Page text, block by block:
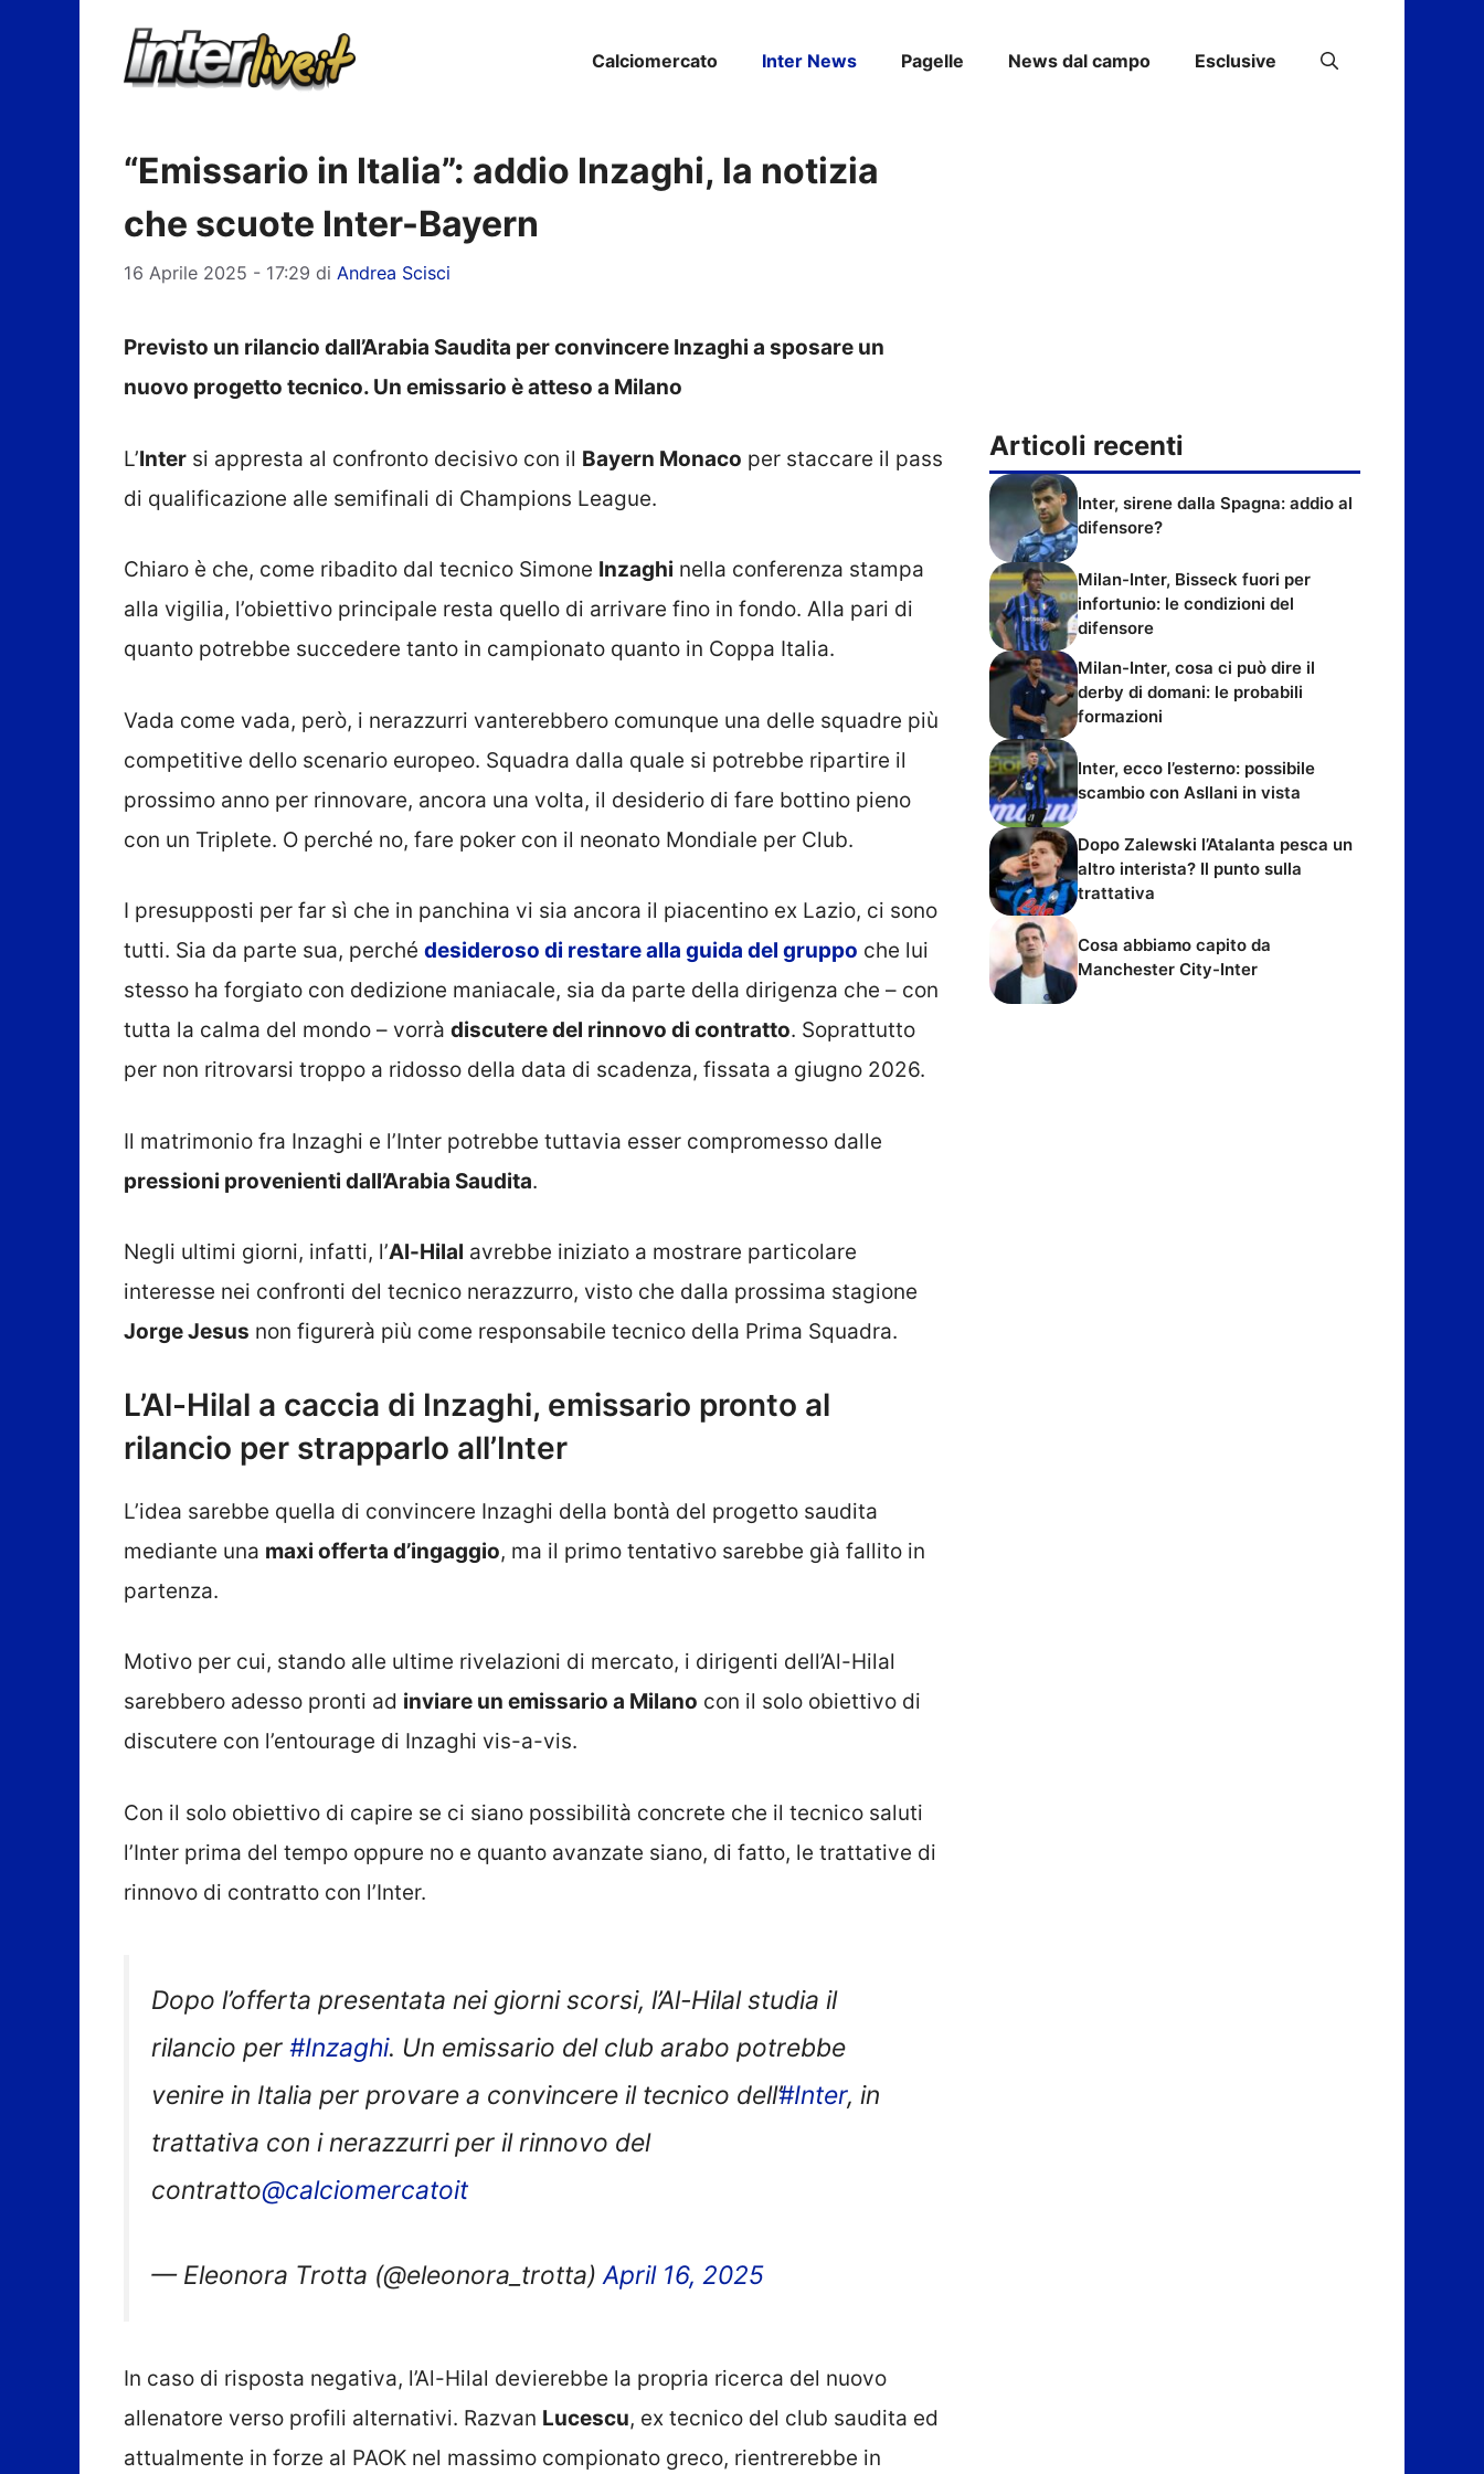
Calciomercato Inter News Pagelle News dal campo Esclusive
“Emissario in Italia”: addio Inzaghi, la notizia
che scuote Inter-Bayern
16 Aprile 2025 - 17:29 di Andrea Scisci
Previsto un rilancio dall’Arabia Saudita per convincere Inzaghi a sposare un
nuovo progetto tecnico. Un emissario è atteso a Milano
L’Inter si appresta al confronto decisivo con il Bayern Monaco per staccare il pass
di qualificazione alle semifinali di Champions League.
Chiaro è che, come ribadito dal tecnico Simone Inzaghi nella conferenza stampa
alla vigilia, l’obiettivo principale resta quello di arrivare fino in fondo. Alla pari di
quanto potrebbe succedere tanto in campionato quanto in Coppa Italia.
Vada come vada, però, i nerazzurri vanterebbero comunque una delle squadre più
competitive dello scenario europeo. Squadra dalla quale si potrebbe ripartire il
prossimo anno per rinnovare, ancora una volta, il desiderio di fare bottino pieno
con un Triplete. O perché no, fare poker con il neonato Mondiale per Club.
I presupposti per far sì che in panchina vi sia ancora il piacentino ex Lazio, ci sono
tutti. Sia da parte sua, perché desideroso di restare alla guida del gruppo che lui
stesso ha forgiato con dedizione maniacale, sia da parte della dirigenza che – con
tutta la calma del mondo – vorrà discutere del rinnovo di contratto. Soprattutto
per non ritrovarsi troppo a ridosso della data di scadenza, fissata a giugno 2026.
Il matrimonio fra Inzaghi e l’Inter potrebbe tuttavia esser compromesso dalle
pressioni provenienti dall’Arabia Saudita.
Negli ultimi giorni, infatti, l’Al-Hilal avrebbe iniziato a mostrare particolare
interesse nei confronti del tecnico nerazzurro, visto che dalla prossima stagione
Jorge Jesus non figurerà più come responsabile tecnico della Prima Squadra.
L’Al-Hilal a caccia di Inzaghi, emissario pronto al
rilancio per strapparlo all’Inter
L’idea sarebbe quella di convincere Inzaghi della bontà del progetto saudita
mediante una maxi offerta d’ingaggio, ma il primo tentativo sarebbe già fallito in
partenza.
Motivo per cui, stando alle ultime rivelazioni di mercato, i dirigenti dell’Al-Hilal
sarebbero adesso pronti ad inviare un emissario a Milano con il solo obiettivo di
discutere con l’entourage di Inzaghi vis-a-vis.
Con il solo obiettivo di capire se ci siano possibilità concrete che il tecnico saluti
l’Inter prima del tempo oppure no e quanto avanzate siano, di fatto, le trattative di
rinnovo di contratto con l’Inter.
Dopo l’offerta presentata nei giorni scorsi, l’Al-Hilal studia il
rilancio per #Inzaghi. Un emissario del club arabo potrebbe
venire in Italia per provare a convincere il tecnico dell’#Inter, in
trattativa con i nerazzurri per il rinnovo del
contratto@calciomercatoit
— Eleonora Trotta (@eleonora_trotta) April 16, 2025
In caso di risposta negativa, l’Al-Hilal devierebbe la propria ricerca del nuovo
allenatore verso profili alternativi. Razvan Lucescu , ex tecnico del club saudita ed
attualmente in forze al PAOK nel massimo compionato greco, rientrerebbe in
Articoli recenti
Inter, sirene dalla Spagna: addio al
difensore?
Milan-Inter, Bisseck fuori per
infortunio: le condizioni del
difensore
Milan-Inter, cosa ci può dire il
derby di domani: le probabili
formazioni
Inter, ecco l’esterno: possibile
scambio con Asllani in vista
Dopo Zalewski l’Atalanta pesca un
altro interista? Il punto sulla
trattativa
Cosa abbiamo capito da
Manchester City-Inter